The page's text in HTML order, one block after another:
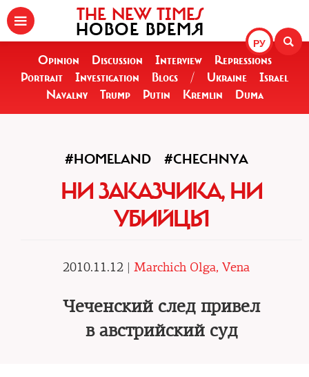
РУ
THE NEW TIMES
НОВОЕ ВРЕМЯ
Opinion Discussion Interview
Repressions
Portrait
Investigation Blogs / Ukraine
Israel
Navalny
Trump Putin Kremlin Duma
#HOMELAND #CHECHNYA
НИ ЗАКАЗЧИКА, НИ
УБИЙЦЫ
2010.11.12 | Marchich Olga, Vena
Чеченский след привел
в австрийский суд